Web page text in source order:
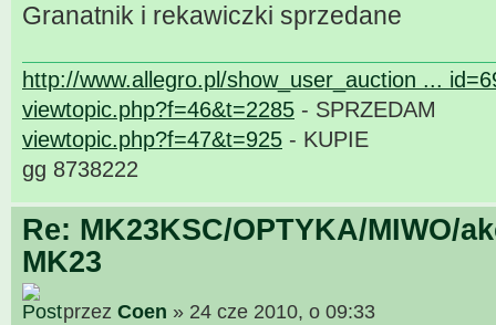
Granatnik i rekawiczki sprzedane
http://www.allegro.pl/show_user_auction ...
viewtopic.php?f=46&t=2285 - SPRZEDAM
viewtopic.php?f=47&t=925 - KUPIE
gg 8738222
Re: MK23KSC/OPTYKA/MIWO/
MK23
przez Coen » 24 cze 2010, o 09:33